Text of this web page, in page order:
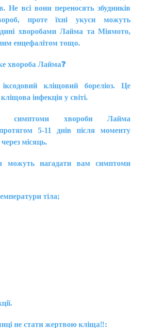
Не всі вони переносять збудників
проте їхні укуси можуть
хворобами Лайма та Міямото,
енцефалітом тощо.
хвороба Лайма❓
кліщовий бореліоз. Це
інфекція у світі.
симптоми хвороби Лайма
5-11 днів після моменту
через місяць.
можуть нагадати вам симптоми
тіла;
не стати жертвою кліща‼️: